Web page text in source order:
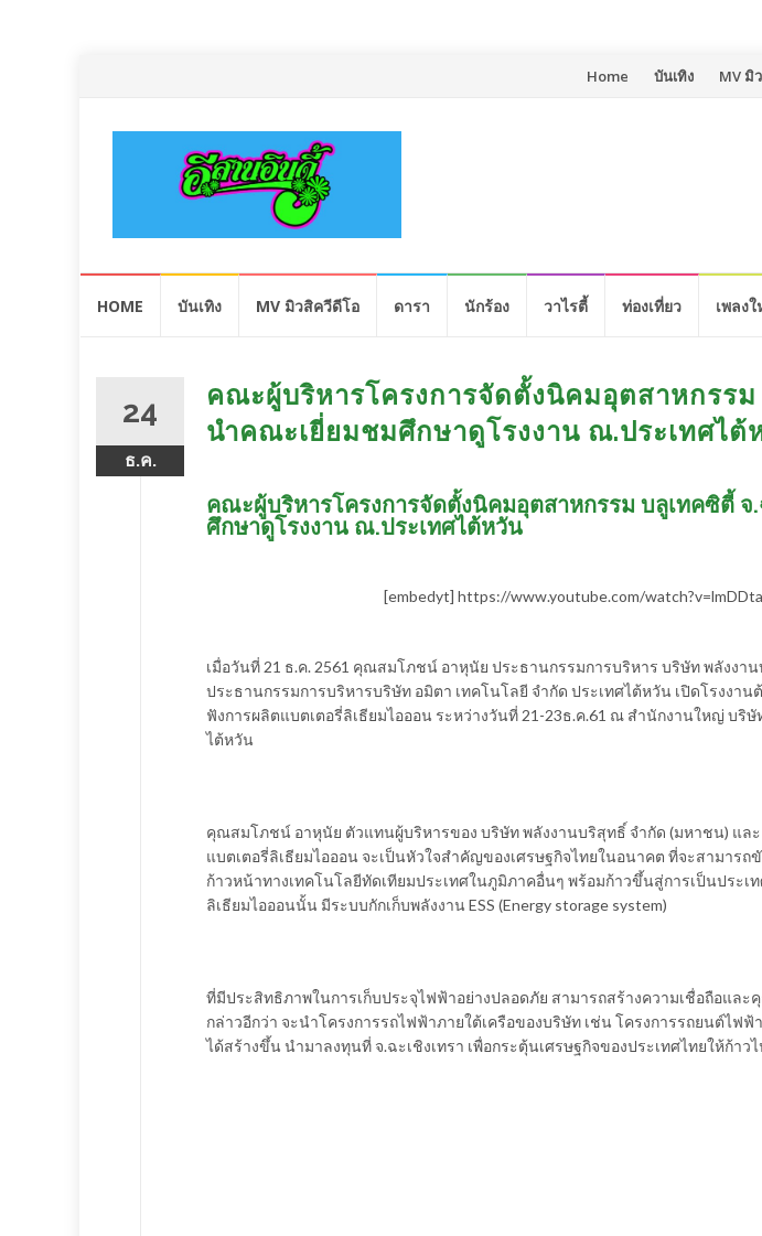
Skip
Home บันเทิง MV มิ
HOME บันเทิง MV มิวสิควีดีโอ ดารา นักร้อง วาไรตี้ ท่องเที่ยว เพลง
24
ธ.ค.
คณะผู้บริหาร​โครงการจัดตั้งนิคมอุตสาหกรรม
นำคณะ​เยี่ยมชมศึกษา​ดูโรงงาน ณ.ประเทศไ
คณะผู้บริหาร​โครงการจัดตั้งนิคมอุตสาหกรรม บลูเทคซิตี้ จ
ศึกษา​ดูโรงงาน ณ.ประเทศไต้หวัน
[embedyt] https://www.youtube.com/
เมื่อวันที่ 21 ธ.ค. 2561 คุณสมโภชน์ อาหุนัย ประธานกรรมการบริหาร บริษัท พลังงา
ประธานกรรมการบริหารบริษัท อมิตา เทคโนโลยี จำกัด ประเทศไต้หวัน เปิดโรงงา
ฟังการผลิตแบตเตอรี่ลิเธียมไอออน ระหว่างวันที่ 21-23ธ.ค.61 ณ สำนักงานใหญ่ บริษั
ไต้หวัน
คุณสมโภชน์ อาหุนัย ตัวแทนผู้บริหารของ บริษัท พลังงานบริสุทธิ์ จำกัด (มหาชน) และ
แบตเตอรี่ลิเธียมไอออน จะเป็นหัวใจสำคัญของเศรษฐกิจไทยในอนาคต ที่จะสามาร
ก้าวหน้าทางเทคโนโลยีทัดเทียมประเทศในภูมิภาคอื่นๆ พร้อมก้าวขึ้นสู่การเป็นประเ
ลิเธียมไอออนนั้น มีระบบกักเก็บพลังงาน ESS (Energy storage system)
ที่มีประสิทธิภาพในการเก็บประจุไฟฟ้าอย่างปลอดภัย สามารถสร้างความเชื่อถือแล
กล่าวอีกว่า จะนำโครงการรถไฟฟ้าภายใต้เครือของบริษัท เช่น โครงการรถยนต์ไฟ
ได้สร้างขึ้น นำมาลงทุนที่ จ.ฉะเชิงเทรา เพื่อกระตุ้นเศรษฐกิจของประเทศไทยให้ก้าวไ